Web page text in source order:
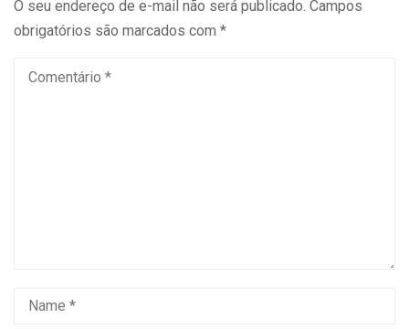
O seu endereço de e-mail não será publicado. Campos
obrigatórios são marcados com *